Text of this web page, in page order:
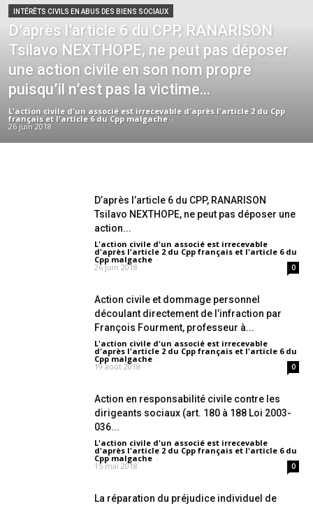
INTÉRÊTS CIVILS EN ABUS DES BIENS SOCIAUX
D’après l’article 6 du CPP, RANARISON
Tsilavo NEXTHOPE, ne peut pas déposer
une action civile en son nom propre
puisqu’il n’est pas la victime...
L'action civile d'un associé est irrecevable d'après l'article 2 du Cpp
français et l'article 6 du Cpp malgache -
26 juin 2018
D’après l’article 6 du CPP, RANARISON
Tsilavo NEXTHOPE, ne peut pas déposer une
action...
L'action civile d'un associé est irrecevable
d'après l'article 2 du Cpp français et l'article 6 du
Cpp malgache -
26 juin 2018 0
Action civile et dommage personnel
découlant directement de l’infraction par
François Fourment, professeur à...
L'action civile d'un associé est irrecevable
d'après l'article 2 du Cpp français et l'article 6 du
Cpp malgache -
19 août 2018 0
Action en responsabilité civile contre les
dirigeants sociaux (art. 180 à 188 Loi 2003-
036...
L'action civile d'un associé est irrecevable
d'après l'article 2 du Cpp français et l'article 6 du
Cpp malgache -
15 mai 2018 0
La réparation du préjudice individuel de